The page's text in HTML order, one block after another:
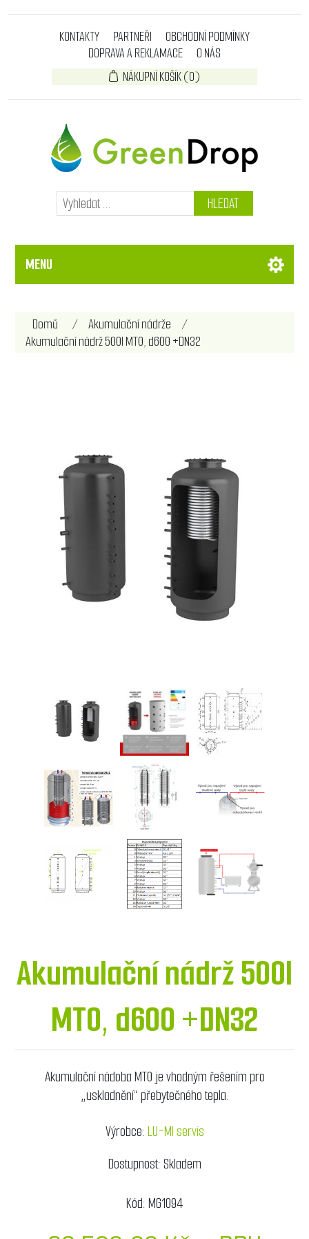
KONTAKTY PARTNEŘI
OBCHODNÍ PODMÍNKY
DOPRAVA A REKLAMACE
O NÁS
NÁKUPNÍ KOŠÍK(0)
HLEDAT
MENU
Domů / Akumulační nádrže
/
Akumulační nádrž 500l MT0, d600 +DN32
Akumulační nádrž 500l
MT0, d600 +DN32
Akumulační nádoba MT0 je vhodným řešením pro
„uskladnění“ přebytečného tepla.
Výrobce:LU-MI servis
Dostupnost:Skladem
Kód:MG1094
Název atributu